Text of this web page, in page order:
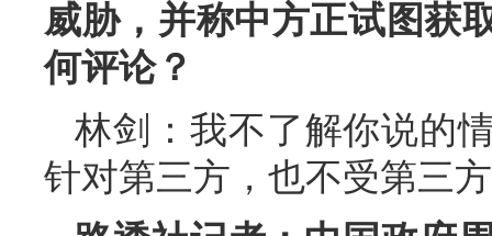
威胁，并称中方正试图获
何评论？
林剑：我不了解你说的
针对第三方，也不受第三